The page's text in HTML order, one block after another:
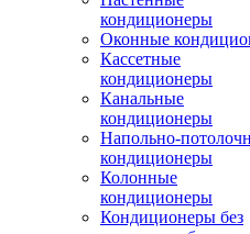
кондиционеры
Оконные
Кассетные
кондиционеры
Канальные
кондиционеры
Напольно-
кондиционеры
Колонные
кондиционеры
Кондиционеры без